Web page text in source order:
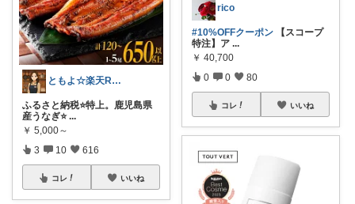
ともよ☆楽天ROOM
ふるさと納税⭐️特上。鹿児島県
産うなぎ⭐️ ...
￥ 5,000～
3 10 616
コレ いいね
rico
#10%OFFクーポン 【スコープ
特注】ア ...
￥ 40,700
0 0 80
コレ いいね